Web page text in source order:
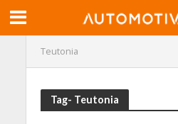
Teutonia
Tag- Teutonia